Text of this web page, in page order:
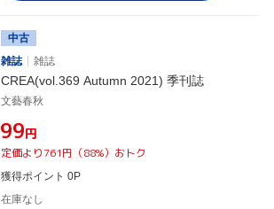
中古
雑誌
雑誌
CREA(vol.369 Autumn 2021) 季刊誌
文藝春秋
¥99円
定価より761円（88%）おトク
獲得ポイント 0P
在庫なし